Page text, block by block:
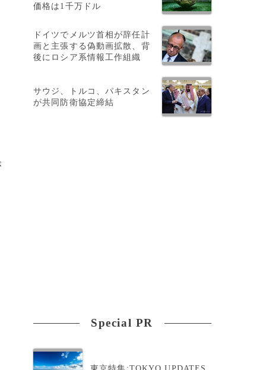
価格は1千万ドル
ドイツでメルツ首相が辞任計
画と主張する偽動画拡散、背
後にロシア系情報工作組織
サウジ、トルコ、パキスタン
が共同防衛協定締結
Special PR
東京特集:TOKYO UPDATES